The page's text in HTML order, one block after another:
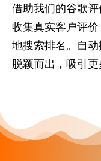
借助我们的谷歌
收集真实客户评
地搜索排名。自
脱颖而出，吸引更